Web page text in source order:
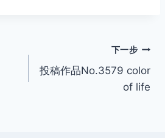
下一步
投稿作品No.3579 color
of life